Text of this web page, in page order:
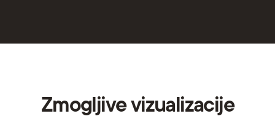
Zmogljive vizualizacije